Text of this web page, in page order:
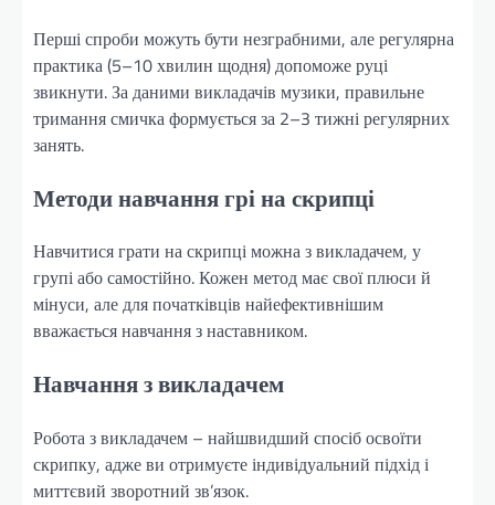
Перші спроби можуть бути незграбними, але регулярна
практика (5–10 хвилин щодня) допоможе руці
звикнути. За даними викладачів музики, правильне
тримання смичка формується за 2–3 тижні регулярних
занять.
Методи навчання грі на скрипці
Навчитися грати на скрипці можна з викладачем, у
групі або самостійно. Кожен метод має свої плюси й
мінуси, але для початківців найефективнішим
вважається навчання з наставником.
Навчання з викладачем
Робота з викладачем – найшвидший спосіб освоїти
скрипку, адже ви отримуєте індивідуальний підхід і
миттєвий зворотний зв’язок.